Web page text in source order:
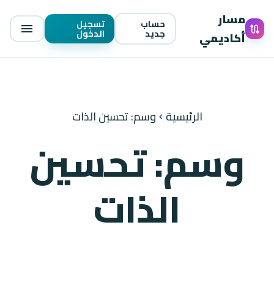
route مسار
أكاديمي
حساب
جديد
تسجيل
الدخول menu
الرئيسية chevron_left وسم: تحسين الذات
وسم: تحسين
الذات